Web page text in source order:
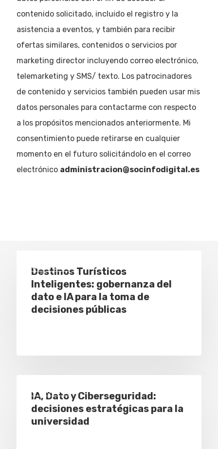
contenido solicitado, incluido el registro y la
asistencia a eventos, y también para recibir
ofertas similares, contenidos o servicios por
marketing director incluyendo correo electrónico,
telemarketing y SMS/ texto. Los patrocinadores
de contenido y servicios también pueden usar mis
datos personales para contactarme con respecto
a los propósitos mencionados anteriormente. Mi
consentimiento puede retirarse en cualquier
momento en el futuro solicitándolo en el correo
electrónico administracion@socinfodigital.es
Eventos
Destinos Turísticos
Inteligentes: gobernanza del
dato e IA para la toma de
decisiones públicas
Eventos
IA, Dato y Ciberseguridad:
decisiones estratégicas para la
universidad
Eventos
Empresas
Noticias
Quiénes